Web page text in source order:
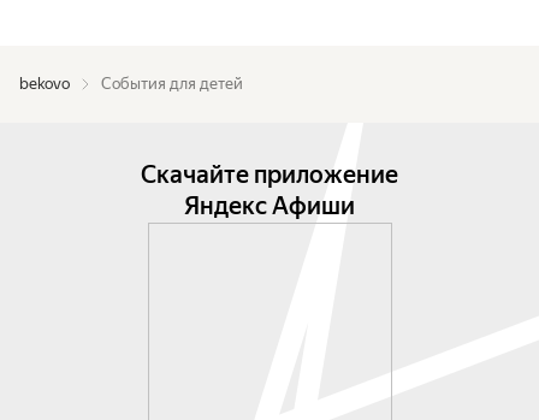
bekovo События для детей
Скачайте приложение
Яндекс Афиши